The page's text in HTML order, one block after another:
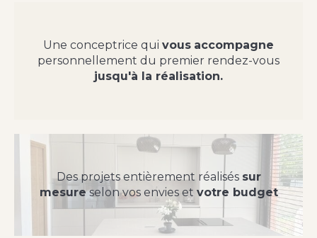
Une conceptrice qui vous accompagne
personnellement du premier rendez-vous
jusqu'à la réalisation.
Des projets entièrement réalisés sur
mesureselon vos envies et votre budget